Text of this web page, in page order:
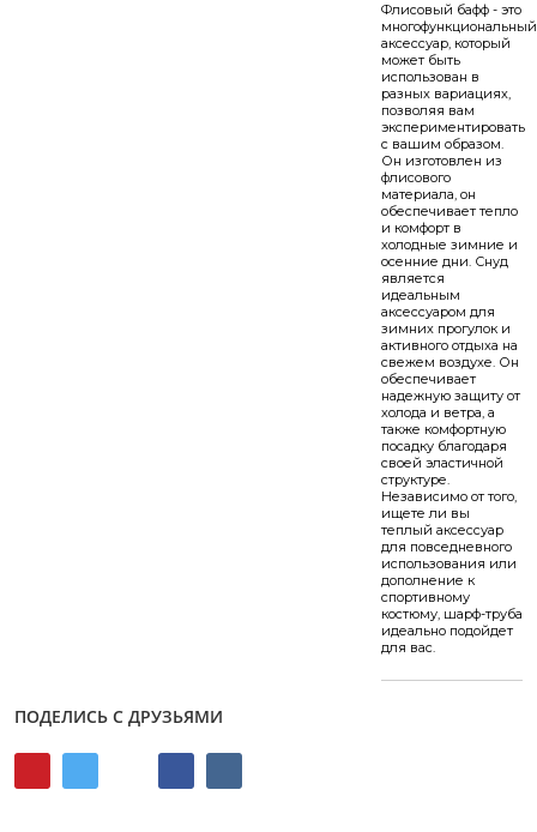
Флисовый бафф - это
многофункциональный
аксессуар, который
может быть
использован в
разных вариациях,
позволяя вам
экспериментировать
с вашим образом.
Он изготовлен из
флисового
материала, он
обеспечивает тепло
и комфорт в
холодные зимние и
осенние дни. Снуд
является
идеальным
аксессуаром для
зимних прогулок и
активного отдыха на
свежем воздухе. Он
обеспечивает
надежную защиту от
холода и ветра, а
также комфортную
посадку благодаря
своей эластичной
структуре.
Независимо от того,
ищете ли вы
теплый аксессуар
для повседневного
использования или
дополнение к
спортивному
костюму, шарф-труба
идеально подойдет
для вас.
ПОДЕЛИСЬ С ДРУЗЬЯМИ